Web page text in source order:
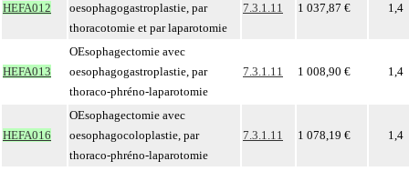
HEFA012
oesophagogastroplastie, par
thoracotomie et par laparotomie
7.3.1.11 1 037,87 € 1,4
HEFA013
OEsophagectomie avec
oesophagogastroplastie, par
thoraco-phréno-laparotomie
7.3.1.11 1 008,90 € 1,4
HEFA016
OEsophagectomie avec
oesophagocoloplastie, par
thoraco-phréno-laparotomie
7.3.1.11 1 078,19 € 1,4